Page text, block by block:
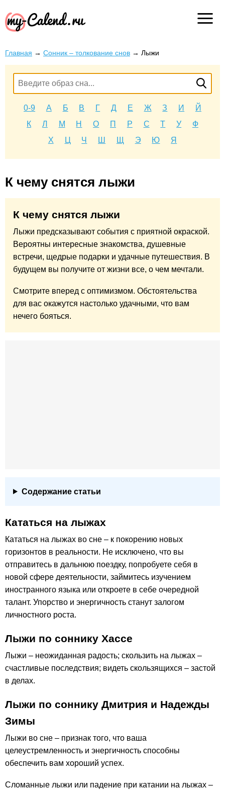
Главная → Сонник – толкование снов → Лыжи
0-9 А Б В Г Д Е Ж З И
Й
К
Л М Н О П Р С Т У
Ф
Х
Ц Ч Ш Щ Э Ю Я
К чему снятся лыжи
К чему снятся лыжи
Лыжи предсказывают события с приятной окраской.
Вероятны интересные знакомства, душевные
встречи, щедрые подарки и удачные путешествия. В
будущем вы получите от жизни все, о чем мечтали.
Смотрите вперед с оптимизмом. Обстоятельства
для вас окажутся настолько удачными, что вам
нечего бояться.
Содержание статьи
Кататься на лыжах
Кататься на лыжах во сне – к покорению новых
горизонтов в реальности. Не исключено, что вы
отправитесь в дальнюю поездку, попробуете себя в
новой сфере деятельности, займитесь изучением
иностранного языка или откроете в себе очередной
талант. Упорство и энергичность станут залогом
личностного роста.
Лыжи по соннику Хассе
Лыжи – неожиданная радость; скользить на лыжах –
счастливые последствия; видеть скользящихся – застой
в делах.
Лыжи по соннику Дмитрия и Надежды
Зимы
Лыжи во сне – признак того, что ваша
целеустремленность и энергичность способны
обеспечить вам хороший успех.
Сломанные лыжи или падение при катании на лыжах –